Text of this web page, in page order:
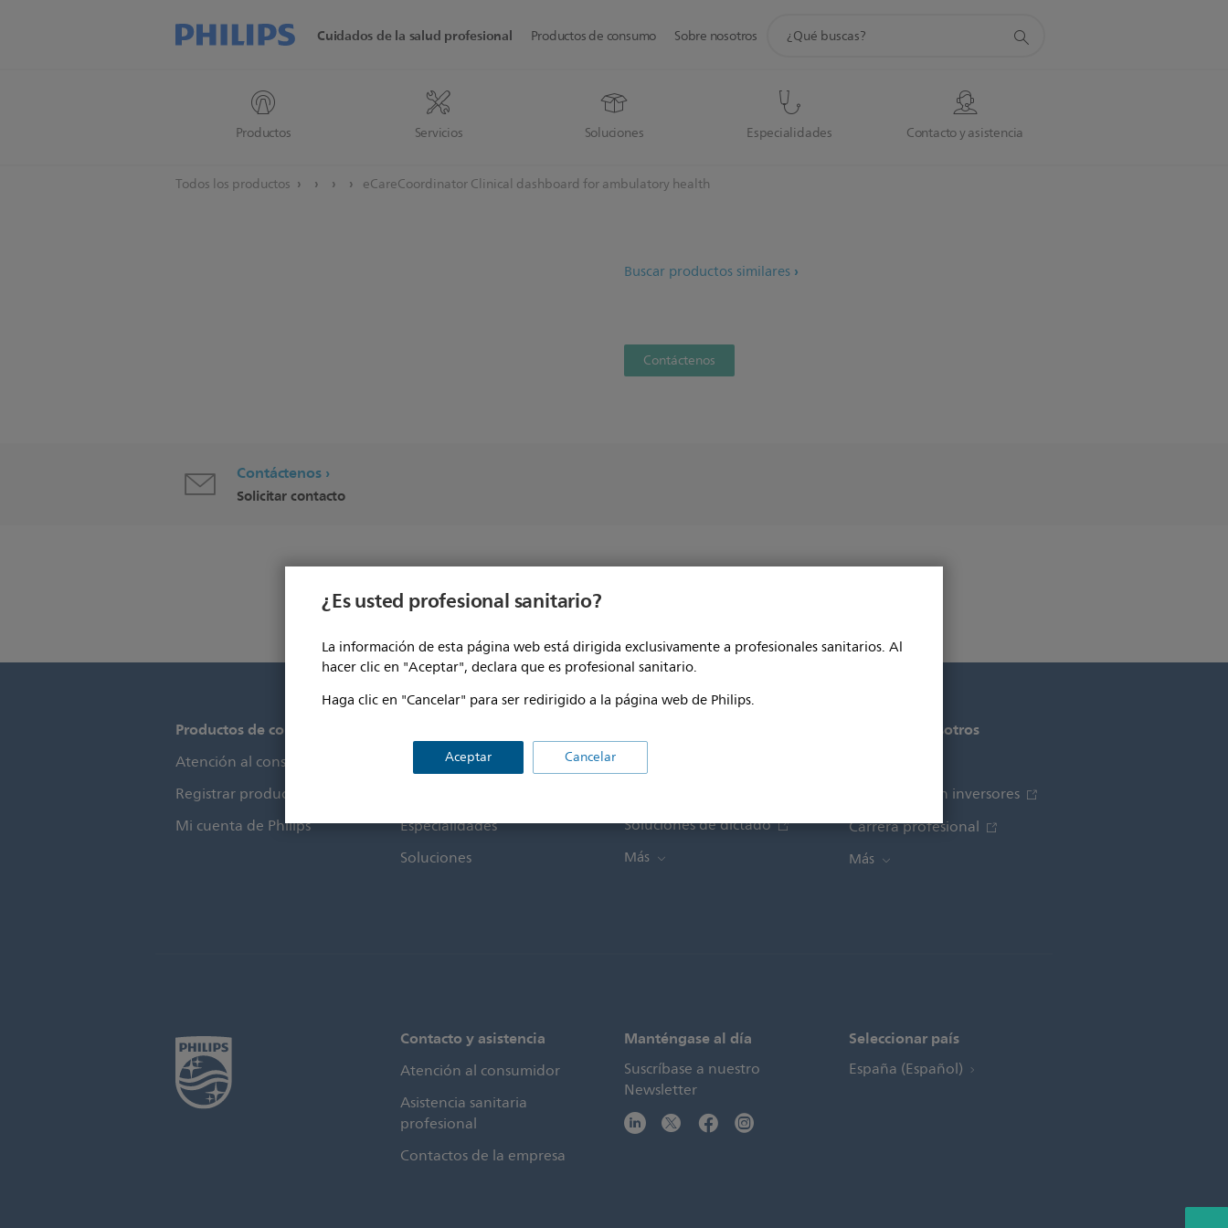
¿Es usted profesional sanitario?
La información de esta página web está dirigida exclusivamente a profesionales sanitarios. Al
hacer clic en "Aceptar", declara que es profesional sanitario.
Haga clic en "Cancelar" para ser redirigido a la página web de Philips.
Aceptar Cancelar
Cuidados de la salud profesional
Productos Servicios Soluciones Especialidades Contacto y asistencia
Productos de consumo Sobre nosotros
búsqueda
Todos los productos eCareCoordinator Clinical dashboard for ambulatory health
Buscar productos similares
Contáctenos
Contáctenos
Solicitar contacto
Productos de consumo
Atención al consumidor
Registrar producto
Mi cuenta de Philips
Productos
Especialidades
Soluciones
Soluciones de dictado
Más
Acerca de nosotros
Relaciones con inversores
Carrera profesional
Más
Contacto y asistencia
Atención al consumidor
Asistencia sanitaria
profesional
Contactos de la empresa
Manténgase al día
Suscríbase a nuestro
Newsletter
Seleccionar país
España (Español)